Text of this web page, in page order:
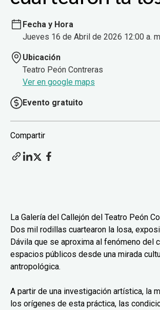
Fecha y Hora
Jueves 16 de Abril de 2026 12:00 a.
Ubicación
Teatro Peón Contreras
Ver en google maps
Evento gratuito
Compartir
La Galería del Callejón del Teatro Peón
Dos mil rodillas cuartearon la losa,
Dávila que se aproxima al fenómeno del
espacios públicos desde una mirada
antropológica.
A partir de una investigación artística, la
los orígenes de esta práctica, las